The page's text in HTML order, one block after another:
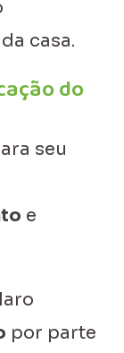
casa.
do
seu
e
por parte